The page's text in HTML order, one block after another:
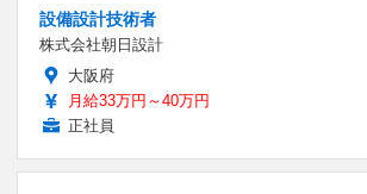
設備設計技術者
株式会社朝日設計
大阪府
月給33万円～40万円
正社員